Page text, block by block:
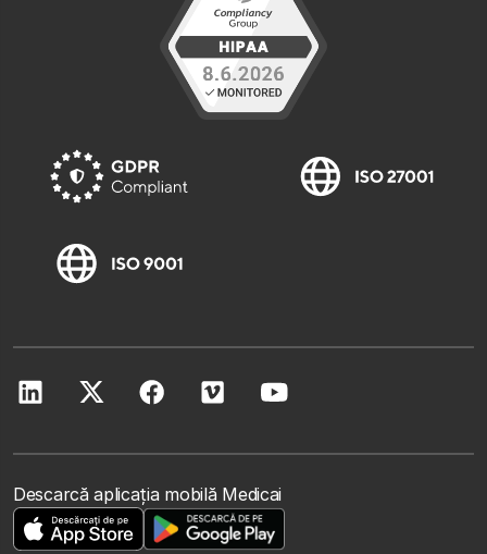
Descarcă aplicația mobilă Medicai